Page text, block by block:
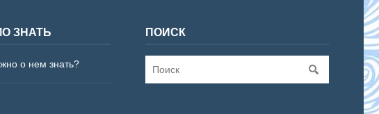
ЗНАТЬ
о нем знать?
ПОИСК